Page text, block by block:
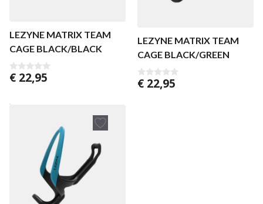
LEZYNE MATRIX TEAM
CAGE BLACK/BLACK
0
€ 22,95
LEZYNE MATRIX TEAM
CAGE BLACK/GREEN
0
€ 22,95